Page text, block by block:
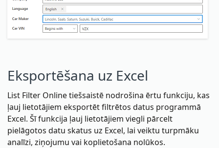
Eksportēšana uz Excel
List Filter Online tiešsaistē nodrošina ērtu funkciju, kas
ļauj lietotājiem eksportēt filtrētos datus programmā
Excel. Šī funkcija ļauj lietotājiem viegli pārcelt
pielāgotos datu skatus uz Excel, lai veiktu turpmāku
analīzi, ziņojumu vai koplietošana nolūkos.